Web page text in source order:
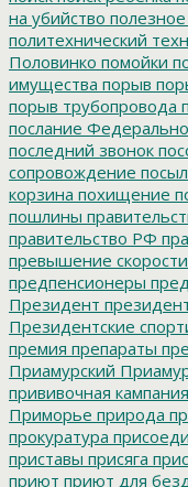
на убийство полезное
политехнический
Половинко помойки
имущества порыв
порыв трубопровода
послание
последний звонок
сопровождение
корзина похищение
пошлины
правительство РФ
превышение скорости
предпенсионеры
Президент
Президентские
премия препараты
Приамурский
прививочная кампания
Приморье природа
прокуратура
приставы присяга
приют приют для